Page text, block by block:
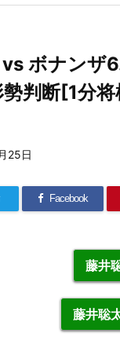
ボナンザ
判断[1分
25日
Facebook
藤井
藤井聡